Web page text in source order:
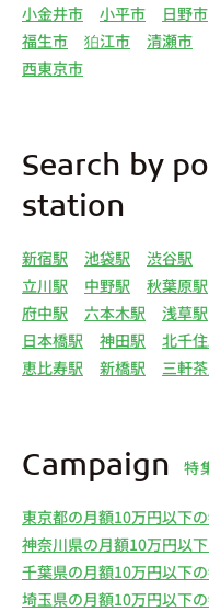
小金井市
小平市 日野市
福生市
狛江市 清瀬市
西東京市
Search by
station
新宿駅 池袋駅 渋谷駅
立川駅
中野駅 秋葉原駅
府中駅
六本木駅 浅草駅
日本橋駅
神田駅 北千
恵比寿駅
新橋駅 三軒
Campaign 特
東京都の月額10万円以下
神奈川県の月額10万円以
千葉県の月額10万円以下
埼玉県の月額10万円以下